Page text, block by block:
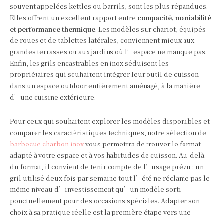
souvent appelées kettles ou barrils, sont les plus répandues.
Elles offrent un excellent rapport entre compacité, maniabilité
et performance thermique. Les modèles sur chariot, équipés
de roues et de tablettes latérales, conviennent mieux aux
grandes terrasses ou aux jardins où l’espace ne manque pas.
Enfin, les grils encastrables en inox séduisent les
propriétaires qui souhaitent intégrer leur outil de cuisson
dans un espace outdoor entièrement aménagé, à la manière
d’une cuisine extérieure.
Pour ceux qui souhaitent explorer les modèles disponibles et
comparer les caractéristiques techniques, notre sélection de
barbecue charbon inoxvous permettra de trouver le format
adapté à votre espace et à vos habitudes de cuisson. Au-delà
du format, il convient de tenir compte de l’usage prévu : un
gril utilisé deux fois par semaine tout l’été ne réclame pas le
même niveau d’investissement qu’un modèle sorti
ponctuellement pour des occasions spéciales. Adapter son
choix à sa pratique réelle est la première étape vers une